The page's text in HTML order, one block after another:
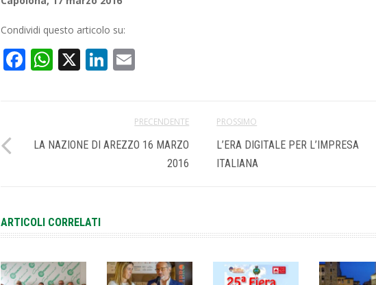
Condividi questo articolo su:
Facebook
WhatsApp
X LinkedIn
PRECENDENTE
LA NAZIONE DI AREZZO 16 MARZO
2016
PROSSIMO
L’ERA DIGITALE PER L’IMPRESA
ITALIANA
ARTICOLI CORRELATI